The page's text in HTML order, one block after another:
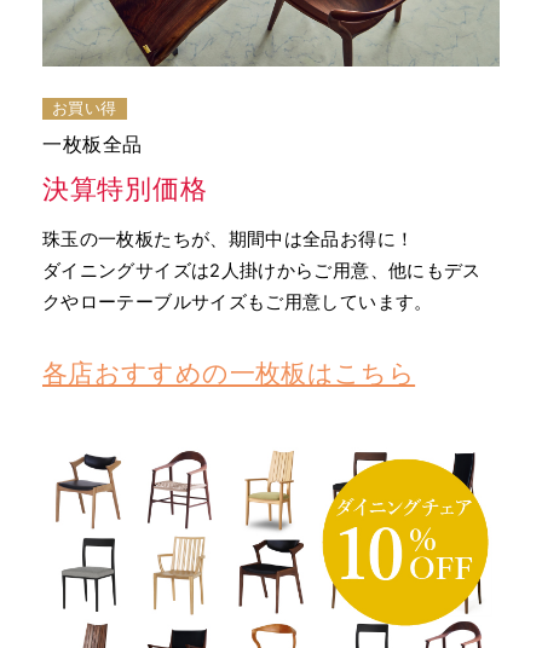
お買い得
一枚板全品
決算特別価格
珠玉の一枚板たちが、期間中は全品お得に！
ダイニングサイズは2人掛けからご用意、他にもデス
クやローテーブルサイズもご用意しています。
各店おすすめの一枚板はこちら